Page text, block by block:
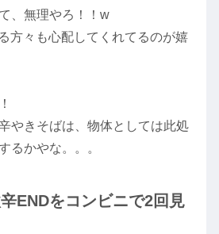
、無理やろ！！w
方々も心配してくれてるのが嬉
やきそばは、物体としては此処
るかやな。。。
ENDをコンビニで2回見